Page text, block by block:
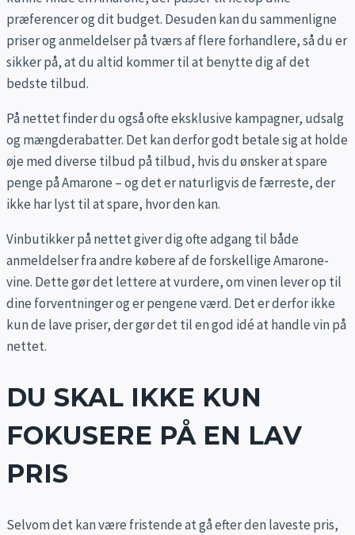
præferencer og dit budget. Desuden kan du sammenligne
priser og anmeldelser på tværs af flere forhandlere, så du er
sikker på, at du altid kommer til at benytte dig af det
bedste tilbud.
På nettet finder du også ofte eksklusive kampagner, udsalg
og mængderabatter. Det kan derfor godt betale sig at holde
øje med diverse tilbud på tilbud, hvis du ønsker at spare
penge på Amarone – og det er naturligvis de færreste, der
ikke har lyst til at spare, hvor den kan.
Vinbutikker på nettet giver dig ofte adgang til både
anmeldelser fra andre købere af de forskellige Amarone-
vine. Dette gør det lettere at vurdere, om vinen lever op til
dine forventninger og er pengene værd. Det er derfor ikke
kun de lave priser, der gør det til en god idé at handle vin på
nettet.
DU SKAL IKKE KUN
FOKUSERE PÅ EN LAV
PRIS
Selvom det kan være fristende at gå efter den laveste pris,